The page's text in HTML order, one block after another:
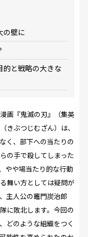
の壁に
と戦略の大きな
画『鬼滅の刃』（集英
きぶつじむざん）は、
く、部下への当たりの
の手で殺してしまった
やや場当たり的な行動
舞い方としては疑問が
主人公の竈門炭治郎
に敗北します。今回の
どのような組織をつく